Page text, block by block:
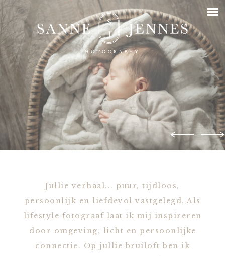
Jullie verhaal... puur, tijdloos,
persoonlijk en liefdevol vastgelegd. Als
lifestyle fotograaf laat ik mij inspireren
door omgeving, licht en persoonlijke
connectie. Op jullie bruiloft ben ik